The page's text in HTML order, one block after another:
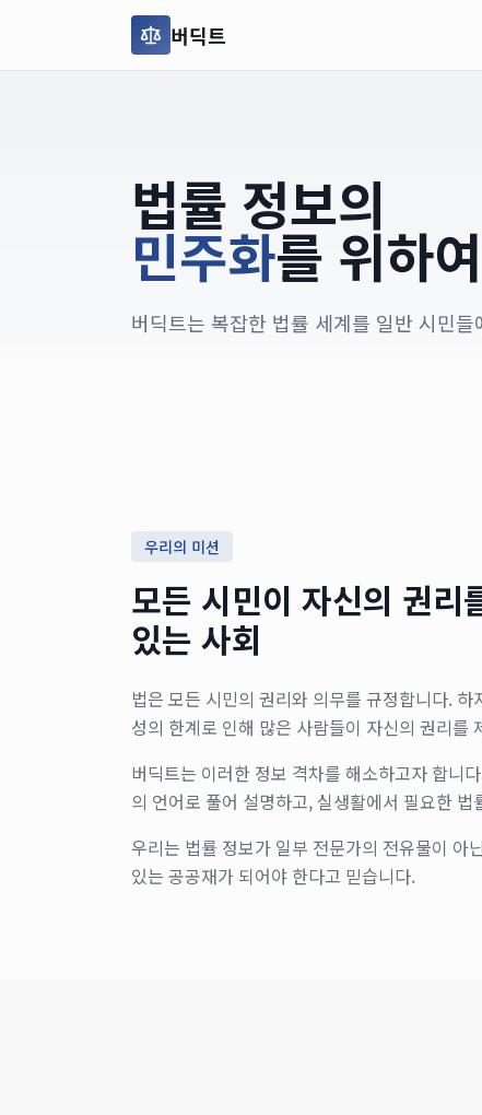
버딕트
법률 정보의
민주화를 위하여
버딕트는 복잡한 법률 세계를 일반 시민
우리의 미션
모든 시민이 자신의 권리
있는 사회
법은 모든 시민의 권리와 의무를 규정합니다.
성의 한계로 인해 많은 사람들이 자신의 권리를
버딕트는 이러한 정보 격차를 해소하고자 합니
의 언어로 풀어 설명하고, 실생활에서 필요한 법
우리는 법률 정보가 일부 전문가의 전유물이 아
있는 공공재가 되어야 한다고 믿습니다.